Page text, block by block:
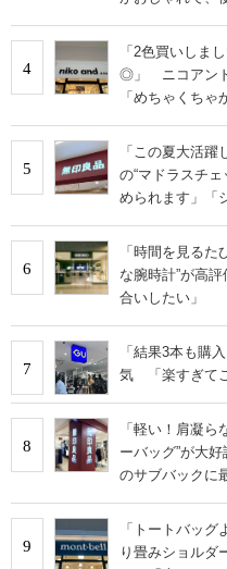
4
「2色買いしま
◎」 ニコアンド
「めちゃくちゃ
5
「この夏大活
の“マドラスチ
められます」「
6
「時間を見るた
な腕時計”が高
合いしたい」
7
「結果3本も購
気 「楽すぎて
8
「軽い！肩凝
ーバッグ”が大
のサブバックに
9
「トートバッ
り畳みショルダ